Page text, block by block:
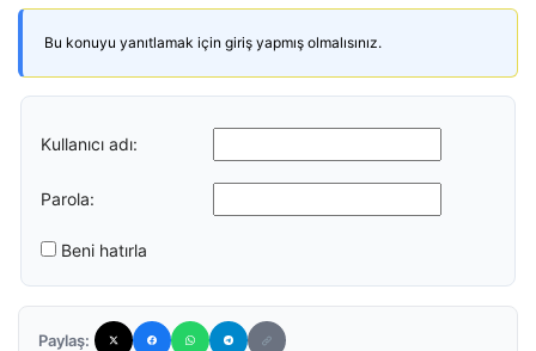
Bu konuyu yanıtlamak için giriş yapmış olmalısınız.
Kullanıcı adı:
Parola:
Beni hatırla
Paylaş: